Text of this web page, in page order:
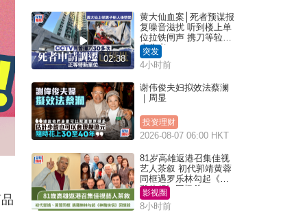
02:38
黄大仙血案│死者预谋报
复噪音滋扰 听到楼上单
位拉铁闸声 携刀等䢂伏
击伤者
突发
4小时前
谢伟俊夫妇拟效法蔡澜
｜周显
投资理财
2026-08-07 06:00 HKT
81岁高雄返港召集佳视
艺人茶叙 初代郭靖黄蓉
同框遇罗乐林勾起《神
雕侠侣》回忆杀
影视圈
8小时前